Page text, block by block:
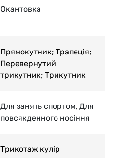
Окантовка
Прямокутник; Трапеція;
Перевернутий
трикутник; Трикутник
Для занять спортом, Для
повсякденного носіння
Трикотаж кулір